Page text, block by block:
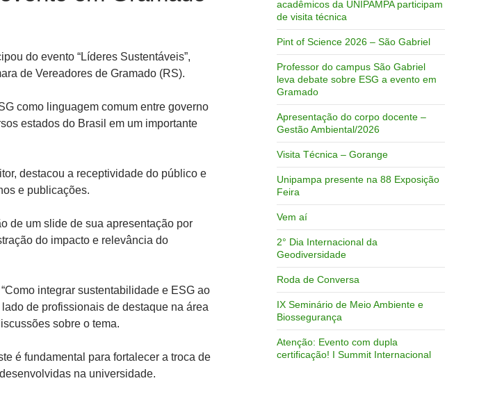
do evento “Líderes Sustentáveis”,
de Vereadores de Gramado (RS).
como linguagem comum entre governo
estados do Brasil em um importante
destacou a receptividade do público e
e publicações.
de um slide de sua apresentação por
do impacto e relevância do
integrar sustentabilidade e ESG ao
de profissionais de destaque na área
sobre o tema.
é fundamental para fortalecer a troca de
na universidade.
acadêmicos da UNIPAMPA participam
de visita técnica
Pint of Science 2026 – São Gabriel
Professor do campus São Gabriel
leva debate sobre ESG a evento em
Gramado
Apresentação do corpo docente –
Gestão Ambiental/2026
Visita Técnica – Gorange
Unipampa presente na 88 Exposição
Feira
Vem aí
2° Dia Internacional da
Geodiversidade
Roda de Conversa
IX Seminário de Meio Ambiente e
Biossegurança
Atenção: Evento com dupla
certificação! I Summit Internacional